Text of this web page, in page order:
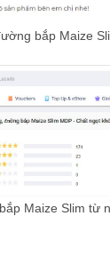
bắp Maize
Maize Slim từ